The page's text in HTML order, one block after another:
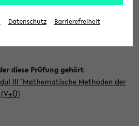
III "Mathematische Methoden der
Datenschutz Barrierefreiheit